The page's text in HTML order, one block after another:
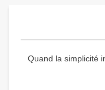
Quand la simplicité